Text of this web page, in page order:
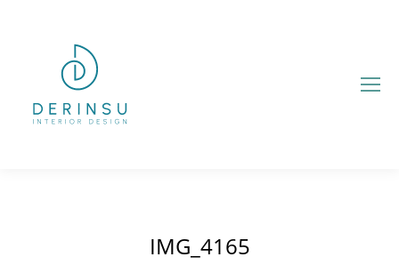
IMG_4165